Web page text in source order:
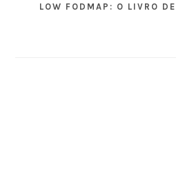
LOW FODMAP: O LIVRO